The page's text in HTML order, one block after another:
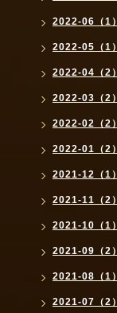
2022-06（1）
2022-05（1）
2022-04（2）
2022-03（2）
2022-02（2）
2022-01（2）
2021-12（1）
2021-11（2）
2021-10（1）
2021-09（2）
2021-08（1）
2021-07（2）